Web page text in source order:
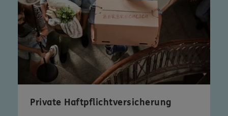
Private Haftpflichtversicherung